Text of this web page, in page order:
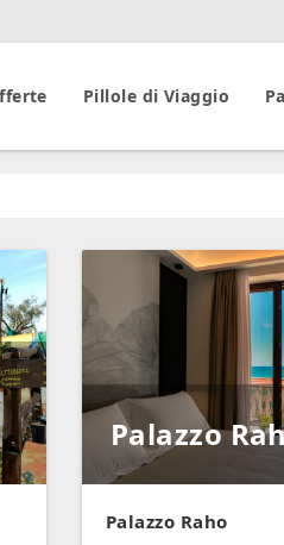
Pillole di Viaggio
Palazzo
Palazzo Raho